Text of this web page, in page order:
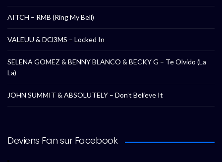
AITCH – RMB (Ring My Bell)
VALEUU & DCl3MS – Locked In
SELENA GOMEZ & BENNY BLANCO & BECKY G – Te Olvido (La
La)
JOHN SUMMIT & ABSOLUTELY – Don’t Believe It
Deviens Fan sur Facebook